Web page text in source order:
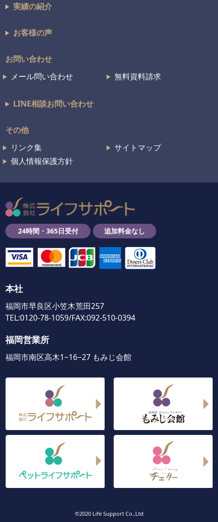
実績の紹介
お客様の声
お問い合わせ
メール問い合わせ
無料資料請求
LINE相談お問い合わせ
その他
リンク集
サイトマップ
個人情報保護方針
24時間・365日受付 追加料金なし
本社
福岡市早良区小笠木荒田257
TEL:0120-78-1059/FAX:092-510-0394
福岡営業所
福岡市南区高木1−16−27 もみじ会館
©2020 Life Support Co.,Ltd